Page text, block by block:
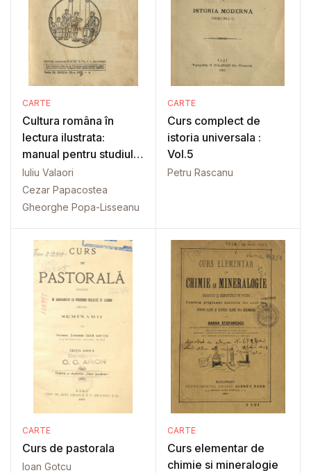
CARTE
Cultura româna în
lectura ilustrata:
manual pentru studiul
limbei latine
Iuliu Valaori
Cezar Papacostea
Gheorghe Popa-Lisseanu
CARTE
Curs complect de
istoria universala :
Vol.5
Petru Rascanu
CARTE
Curs de pastorala
Ioan Gotcu
CARTE
Curs elementar de
chimie si mineralogie